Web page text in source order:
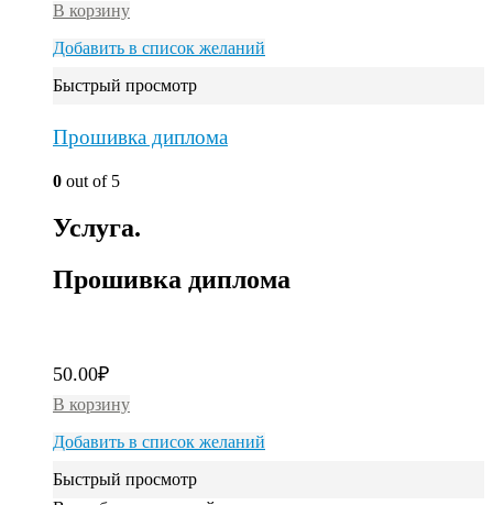
В корзину
Добавить в список желаний
Быстрый просмотр
Прошивка диплома
0 out of 5
Услуга.
Прошивка диплома
50.00₽
В корзину
Добавить в список желаний
Быстрый просмотр